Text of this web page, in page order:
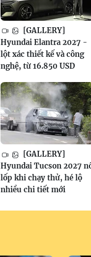
[GALLERY]
Hyundai Elantra 2027 -
lột xác thiết kế và công
nghệ, từ 16.850 USD
[GALLERY]
Hyundai Tucson 2027
lốp khi chạy thử, hé lộ
nhiều chi tiết mới